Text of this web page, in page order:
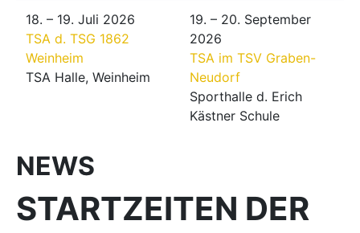
18. – 19. Juli 2026
TSA d. TSG 1862
Weinheim
TSA Halle, Weinheim
19. – 20. September
2026
TSA im TSV Graben-
Neudorf
Sporthalle d. Erich
Kästner Schule
NEWS
STARTZEITEN DER